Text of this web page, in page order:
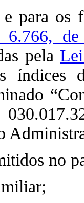
para os
de
pela
no